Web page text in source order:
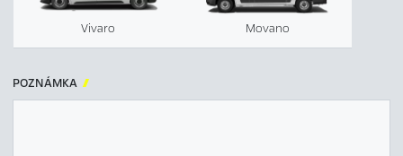
Vivaro Movano
POZNÁMKA 